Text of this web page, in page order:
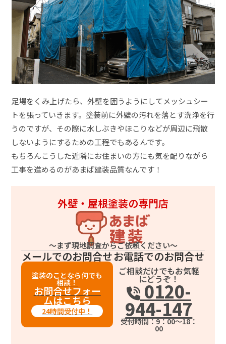
足場をくみ上げたら、外壁を囲うようにしてメッシュシー
トを張っていきます。塗装前に外壁の汚れを落とす洗浄を行
うのですが、その際に水しぶきやほこりなどが周辺に飛散
しないようにするための工程でもあるんです。
もちろんこうした近隣にお住まいの方にも気を配りながら
工事を進めるのがあまば建装品質なんです！
外壁・屋根塗装の専門店
～まず現地調査からご依頼ください～
メールでのお問合せ
塗装のことなら何でも
相談！
お問合せフォー
ムはこちら
24時間受付中！
お電話でのお問合せ
ご相談だけでもお気軽
にどうぞ！
0120-
944-147
受付時間：9：00～18：
00